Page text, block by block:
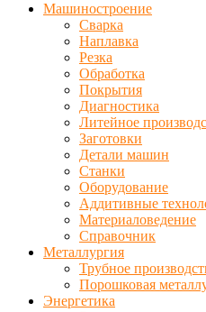
Машиностроение
Сварка
Наплавка
Резка
Обработка
Покрытия
Диагностика
Литейное
Заготовки
Детали машин
Станки
Оборудование
Аддитивные
Материаловедение
Справочник
Металлургия
Трубное
Порошковая
Энергетика